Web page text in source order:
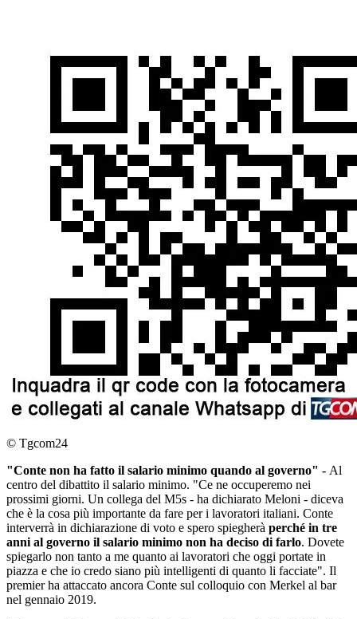
© Tgcom24
"Conte non ha fatto il salario minimo quando al governo" - Al
centro del dibattito il salario minimo. "Ce ne occuperemo nei
prossimi giorni. Un collega del M5s - ha dichiarato Meloni - diceva
che è la cosa più importante da fare per i lavoratori italiani. Conte
interverrà in dichiarazione di voto e spero spiegherà perché in tre
anni al governo il salario minimo non ha deciso di farlo. Dovete
spiegarlo non tanto a me quanto ai lavoratori che oggi portate in
piazza e che io credo siano più intelligenti di quanto li facciate". Il
premier ha attaccato ancora Conte sul colloquio con Merkel al bar
nel gennaio 2019.